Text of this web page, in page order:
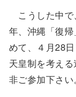
こうした中で
年、沖縄「復
めて、４月28
天皇制を考え
非ご参加下さい。